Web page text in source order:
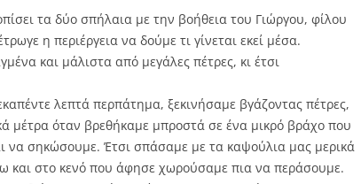
τα δύο σπήλαια με την βοήθεια του Γιώργου, φίλου
η περιέργεια να δούμε τι γίνεται εκεί μέσα.
και μάλιστα από μεγάλες πέτρες, κι έτσι
λεπτά περπάτημα, ξεκινήσαμε βγάζοντας πέτρες,
μέτρα όταν βρεθήκαμε μπροστά σε ένα μικρό βράχο που
να σηκώσουμε. Έτσι σπάσαμε με τα καψούλια μας μερικά
και στο κενό που άφησε χωρούσαμε πια να περάσουμε.